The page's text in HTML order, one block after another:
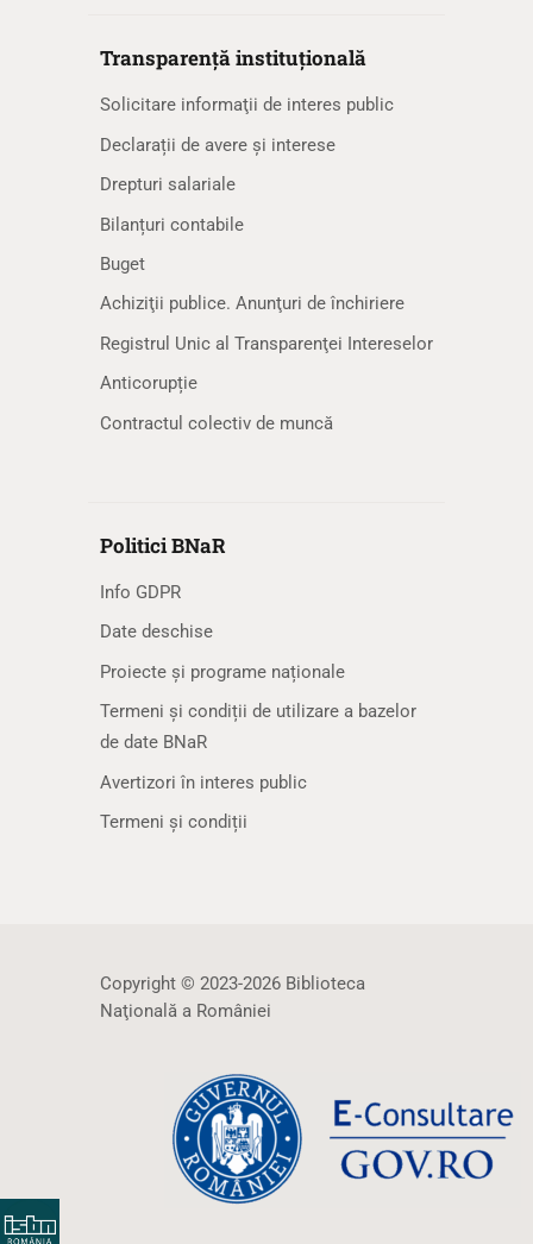
Transparență instituțională
Solicitare informaţii de interes public
Declarații de avere și interese
Drepturi salariale
Bilanțuri contabile
Buget
Achiziţii publice. Anunţuri de închiriere
Registrul Unic al Transparenţei Intereselor
Anticorupție
Contractul colectiv de muncă
Politici BNaR
Info GDPR
Date deschise
Proiecte și programe naționale
Termeni și condiții de utilizare a bazelor
de date BNaR
Avertizori în interes public
Termeni și condiții
Copyright © 2023-2026 Biblioteca
Naţională a României